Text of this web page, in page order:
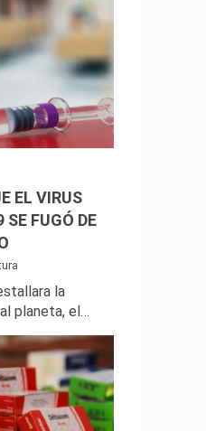
EL VIRUS
SE FUGÓ DE
la
planeta, el…